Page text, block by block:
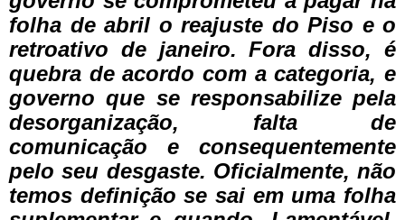
folha de abril o reajuste do Piso e o
retroativo de janeiro. Fora disso, é
quebra de acordo com a categoria, e
governo que se responsabilize pela
desorganização, falta de
comunicação e consequentemente
pelo seu desgaste. Oficialmente, não
temos definição se sai em uma folha